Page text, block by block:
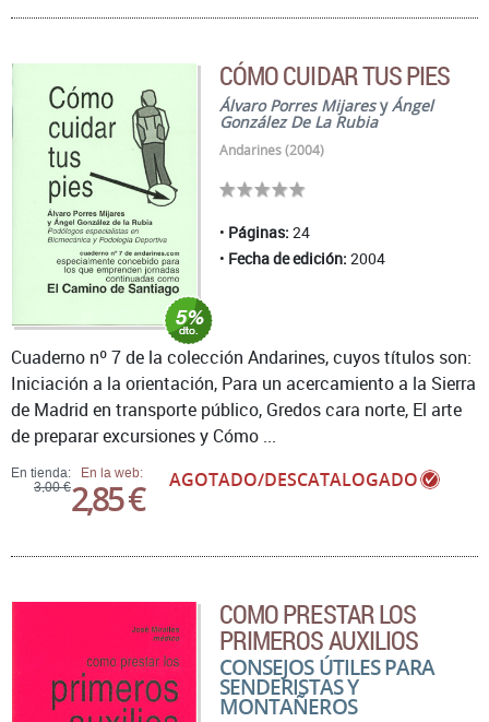
CÓMO CUIDAR TUS PIES
Álvaro Porres MijaresyÁngel
González De La Rubia
Andarines (2004)
Páginas: 24
Fecha de edición: 2004
En tienda:
3,00 €
En la web:
2,85 € AGOTADO/DESCATALOGADO
Cuaderno nº 7 de la colección Andarines, cuyos títulos son:
Iniciación a la orientación, Para un acercamiento a la Sierra
de Madrid en transporte público, Gredos cara norte, El arte
de preparar excursiones y Cómo ...
COMO PRESTAR LOS
PRIMEROS AUXILIOS
CONSEJOS ÚTILES PARA
SENDERISTAS Y
MONTAÑEROS